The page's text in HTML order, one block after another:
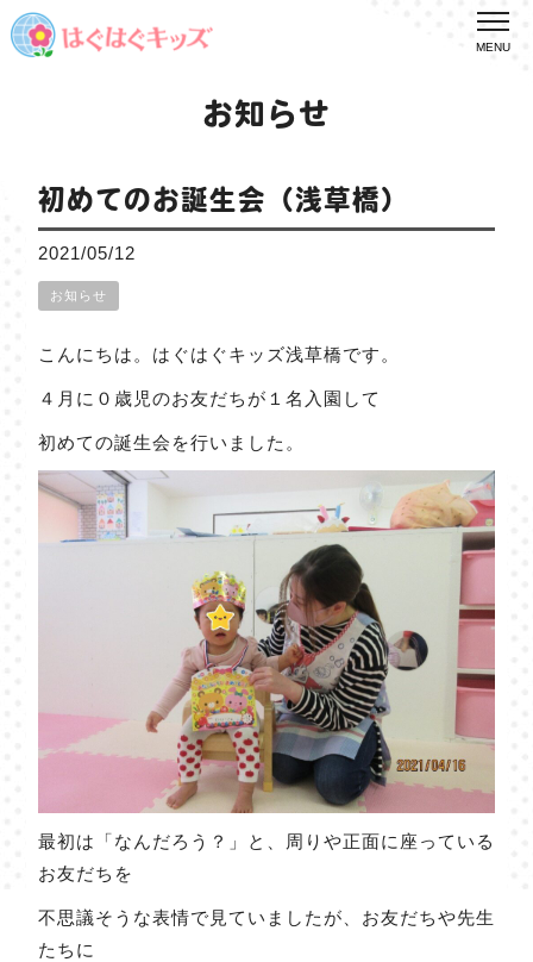
MENU
お知らせ
初めてのお誕生会（浅草橋）
2021/05/12
お知らせ
こんにちは。はぐはぐキッズ浅草橋です。
４月に０歳児のお友だちが１名入園して
初めての誕生会を行いました。
最初は「なんだろう？」と、周りや正面に座っている
お友だちを
不思議そうな表情で見ていましたが、お友だちや先生
たちに